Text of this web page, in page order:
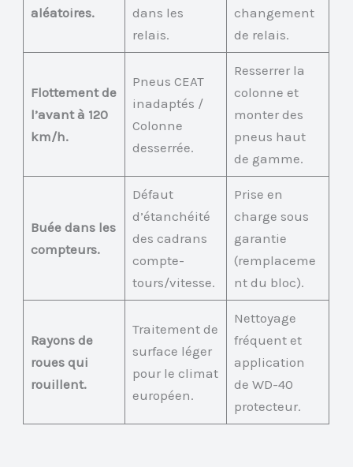
aléatoires.
dans les
relais.
changement
de relais.
Flottement de
l’avant à 120
km/h.
Pneus CEAT
inadaptés /
Colonne
desserrée.
Resserrer la
colonne et
monter des
pneus haut
de gamme.
Buée dans les
compteurs.
Défaut
d’étanchéité
des cadrans
compte-
tours/vitesse.
Prise en
charge sous
garantie
(remplaceme
nt du bloc).
Rayons de
roues qui
rouillent.
Traitement de
surface léger
pour le climat
européen.
Nettoyage
fréquent et
application
de WD-40
protecteur.